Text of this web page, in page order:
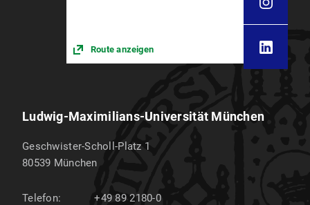
Route anzeigen
Ludwig-Maximilians-Universität München
Geschwister-Scholl-Platz 1
80539 München
Telefon:
+49 89 2180-0